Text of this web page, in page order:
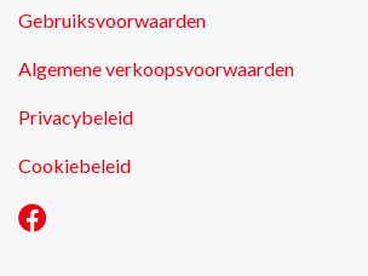
Gebruiksvoorwaarden
Algemene verkoopsvoorwaarden
Privacybeleid
Cookiebeleid